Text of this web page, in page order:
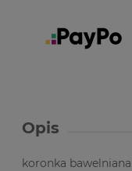
Opis
koronka